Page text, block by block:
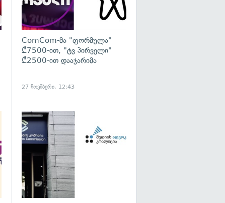
ComCom-მა "ფორმულა"
₾7500-ით, "ტვ პირველი"
₾2500-ით დააჯარიმა
27 ნოემბერი, 12:43
გადახედვა